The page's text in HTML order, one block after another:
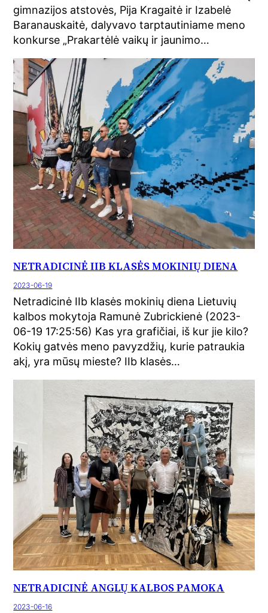
gimnazijos atstovės, Pija Kragaitė ir Izabelė
Baranauskaitė, dalyvavo tarptautiniame meno
konkurse „Prakartėlė vaikų ir jaunimo…
NETRADICINĖ IIB KLASĖS MOKINIŲ DIENA
2023-06-19
Netradicinė IIb klasės mokinių diena Lietuvių
kalbos mokytoja Ramunė Zubrickienė (2023-
06-19 17:25:56) Kas yra grafičiai, iš kur jie kilo?
Kokių gatvės meno pavyzdžių, kurie patraukia
akį, yra mūsų mieste? IIb klasės…
NETRADICINĖ ANGLŲ KALBOS PAMOKA
2023-06-16